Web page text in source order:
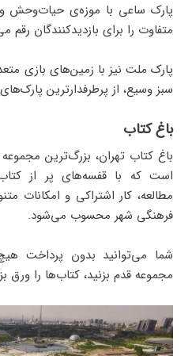
پارک ساعی با موزه‌ی حیات‌وحش
متفاوت را برای بازدیدکنندگان رقم
پارک ملت نیز با زمین‌های بازی
سبز وسیع، از پرطرفدارترین
باغ کتاب
باغ کتاب تهران، بزرگ‌ترین
است که با قفسه‌های پر از
مطالعه، کار اشتراکی و امکانات
فرهنگی شهر محسوب می‌شود.
شما می‌توانید بدون پرداخت
مجموعه قدم بزنید، کتاب‌ها را ورق